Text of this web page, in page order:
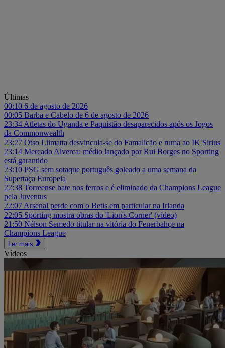
Últimas
00:10 6 de agosto de 2026
00:05 Barba e Cabelo de 6 de agosto de 2026
23:34 Atletas do Uganda e Paquistão desaparecidos após os Jogos
da Commonwealth
23:27 Otso Liimatta desvincula-se do Famalicão e ruma ao IK Sirius
23:14 Mercado Alverca: médio lançado por Rui Borges no Sporting
está garantido
23:10 PSG sem sotaque português goleado a uma semana da
Supertaça Europeia
22:38 Torreense bate nos ferros e é eliminado da Champions League
pela Juventus
22:07 Arsenal perde com o Betis em particular na Irlanda
22:05 Sporting mostra obras do 'Lion's Corner' (vídeo)
21:50 Nélson Semedo titular na vitória do Fenerbahçe na
Champions League
Ler mais
Vídeos